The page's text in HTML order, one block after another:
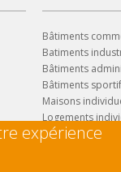
Bâtiments
Batiments
Bâtiments
Bâtiments
Maisons
Logements
Logements
expérience